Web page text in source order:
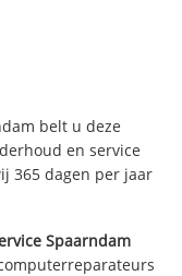
belt u deze
en service
365 dagen per jaar
Spaarndam